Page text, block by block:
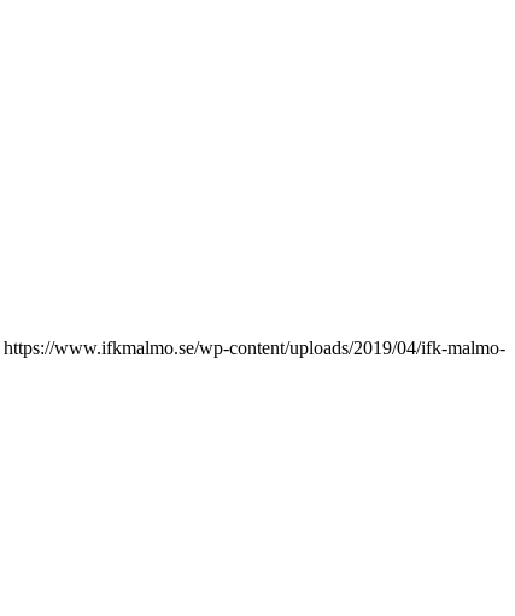
https://www.ifkmalmo.se/wp-content/uploads/2019/04/ifk-malmo-